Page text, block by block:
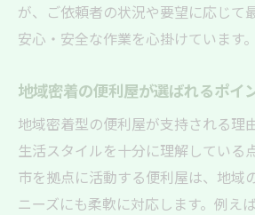
緊急時に便利屋を頼るケ
初めての便利屋相談で安心
便利屋ならではの安心サポー
経験豊富な便利屋が守る
便利屋の信頼を生むサポ
看護師経験者による丁寧
が、ご依頼者の状況や要望に応じて
安心・安全な作業を心掛けています。
地域密着の便利屋が選ばれるポイ
地域密着型の便利屋が支持される理
生活スタイルを十分に理解している
市を拠点に活動する便利屋は、地域
ニーズにも柔軟に対応します。例え